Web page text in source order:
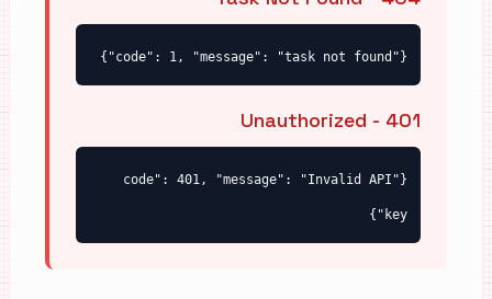
{"code": 1, "message": "task not found"}
401 - Unauthorized
{"code": 401, "message": "Invalid API
key"}